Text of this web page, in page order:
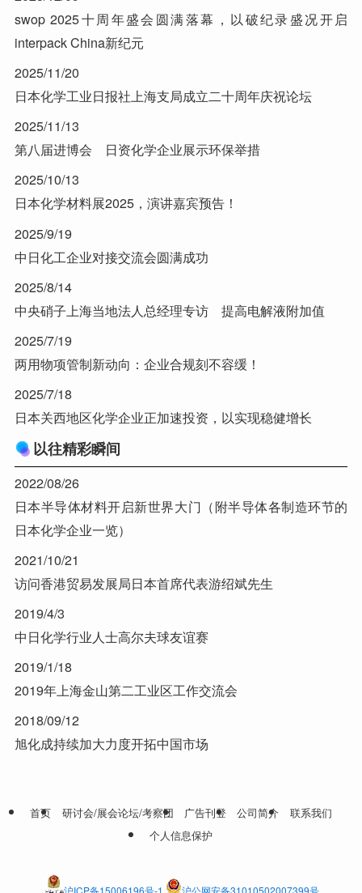
swop 2025十周年盛会圆满落幕，以破纪录盛况开启
interpack China新纪元
2025/11/20
日本化学工业日报社上海支局成立二十周年庆祝论坛
2025/11/13
第八届进博会 日资化学企业展示环保举措
2025/10/13
日本化学材料展2025，演讲嘉宾预告！
2025/9/19
中日化工企业对接交流会圆满成功
2025/8/14
中央硝子上海当地法人总经理专访 提高电解液附加值
2025/7/19
两用物项管制新动向：企业合规刻不容缓！
2025/7/18
日本关西地区化学企业正加速投资，以实现稳健增长
以往精彩瞬间
2022/08/26
日本半导体材料开启新世界大门（附半导体各制造环节的
日本化学企业一览）
2021/10/21
访问香港贸易发展局日本首席代表游绍斌先生
2019/4/3
中日化学行业人士高尔夫球友谊赛
2019/1/18
2019年上海金山第二工业区工作交流会
2018/09/12
旭化成持续加大力度开拓中国市场
首页 研讨会/展会论坛/考察团 广告刊登 公司简介
联系我们
个人信息保护
沪ICP备15006196号-1 沪公网安备31010502007399号